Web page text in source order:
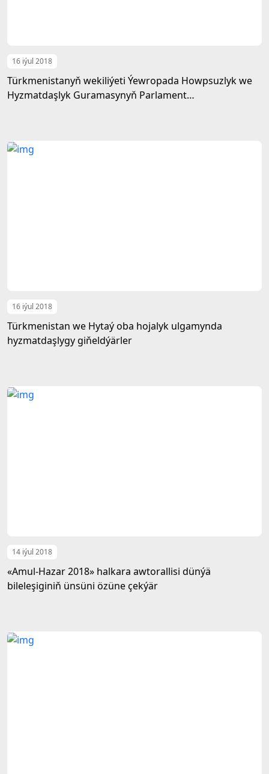
16 iýul 2018
Türkmenistanyň wekiliýeti Ýewropada Howpsuzlyk we
Hyzmatdaşlyk Guramasynyň Parlament
16 iýul 2018
Türkmenistan we Hytaý oba hojalyk ulgamynda
hyzmatdaşlygy giňeldýärler
14 iýul 2018
«Amul-Hazar 2018» halkara awtorallisi dünýä
bileleşiginiň ünsüni özüne çekýär